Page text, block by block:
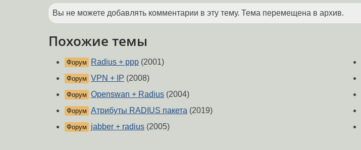
Вы не можете добавлять комментарии в эту тему. Тема перемещена в архив.
Похожие темы
Форум Radius + ppp (2001)
Форум VPN + IP (2008)
Форум Openswan + Radius (2004)
Форум Атрибуты RADIUS пакета (2019)
Форум jabber + radius (2005)